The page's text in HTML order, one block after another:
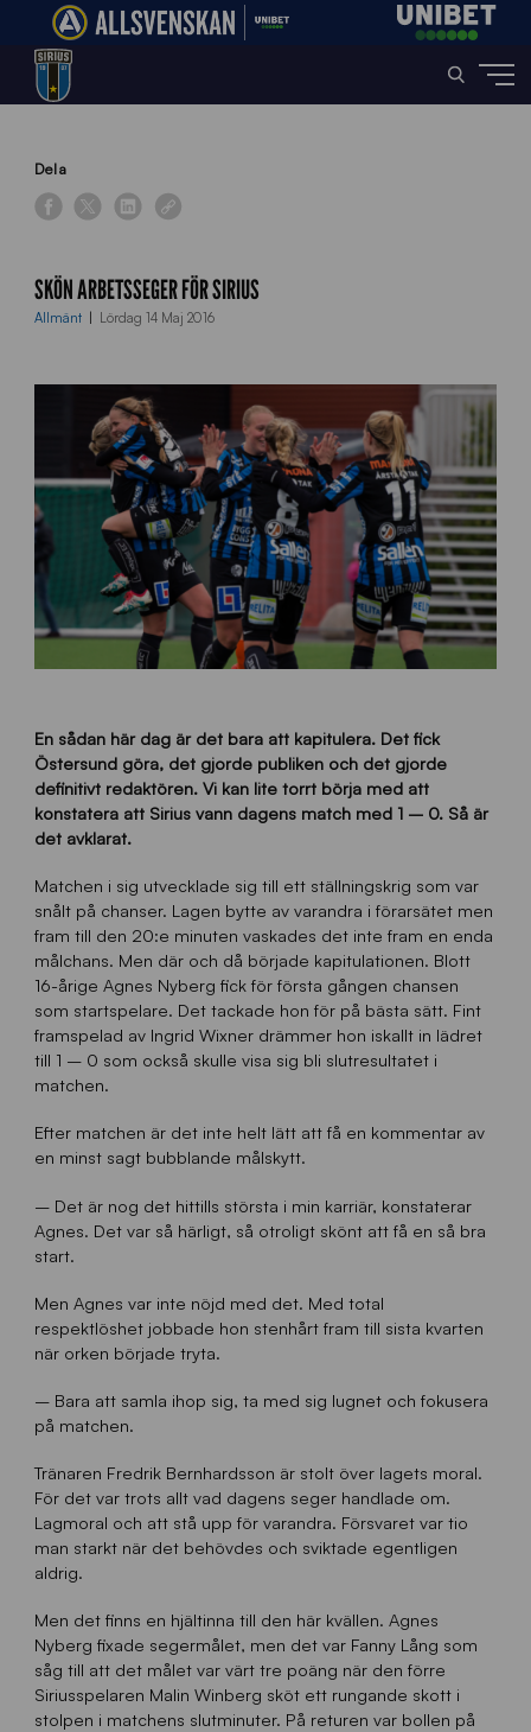
Home»
Dela
SKÖN ARBETSSEGER FÖR SIRIUS
Allmänt Lördag 14 Maj 2016
En sådan här dag är det bara att kapitulera. Det fick
Östersund göra, det gjorde publiken och det gjorde
definitivt redaktören. Vi kan lite torrt börja med att
konstatera att Sirius vann dagens match med 1 – 0. Så är
det avklarat.
Matchen i sig utvecklade sig till ett ställningskrig som var
snålt på chanser. Lagen bytte av varandra i förarsätet men
fram till den 20:e minuten vaskades det inte fram en enda
målchans. Men där och då började kapitulationen. Blott
16-årige Agnes Nyberg fick för första gången chansen
som startspelare. Det tackade hon för på bästa sätt. Fint
framspelad av Ingrid Wixner drämmer hon iskallt in lädret
till 1 – 0 som också skulle visa sig bli slutresultatet i
matchen.
Efter matchen är det inte helt lätt att få en kommentar av
en minst sagt bubblande målskytt.
– Det är nog det hittills största i min karriär, konstaterar
Agnes. Det var så härligt, så otroligt skönt att få en så bra
start.
Men Agnes var inte nöjd med det. Med total
respektlöshet jobbade hon stenhårt fram till sista kvarten
när orken började tryta.
– Bara att samla ihop sig, ta med sig lugnet och fokusera
på matchen.
Tränaren Fredrik Bernhardsson är stolt över lagets moral.
För det var trots allt vad dagens seger handlade om.
Lagmoral och att stå upp för varandra. Försvaret var tio
man starkt när det behövdes och sviktade egentligen
aldrig.
Men det finns en hjältinna till den här kvällen. Agnes
Nyberg fixade segermålet, men det var Fanny Lång som
såg till att det målet var värt tre poäng när den förre
Siriusspelaren Malin Winberg sköt ett rungande skott i
stolpen i matchens slutminuter. På returen var bollen på